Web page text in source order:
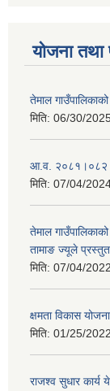
योजना तथा
तेमाल
मिति: 06/30/
आ.व. २०८१।०८२
मिति: 07/04/
तेमाल
तामाङ ज्यूले
मिति: 07/04/
क्षमता विकास योजना
मिति: 01/25/
राजश्व सुधार कार्य